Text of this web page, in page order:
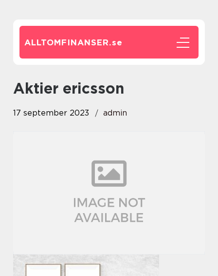
ALLTOMFINANSER.se
aktier ericsson
17 september 2023 admin